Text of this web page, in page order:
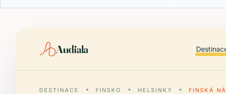
Audiala
DESTINACE FINSKO HELSINKY FINSKÁ